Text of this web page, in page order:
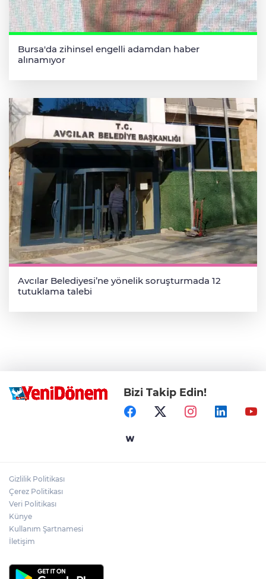
Bursa'da zihinsel engelli adamdan haber
alınamıyor
Avcılar Belediyesi’ne yönelik soruşturmada 12
tutuklama talebi
Bizi Takip Edin!
Gizlilik Politikası
Çerez Politikası
Veri Politikası
Künye
Kullanım Şartnamesi
İletişim